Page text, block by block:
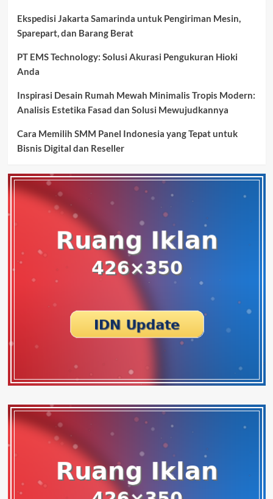
Ekspedisi Jakarta Samarinda untuk Pengiriman Mesin,
Sparepart, dan Barang Berat
PT EMS Technology: Solusi Akurasi Pengukuran Hioki
Anda
Inspirasi Desain Rumah Mewah Minimalis Tropis Modern:
Analisis Estetika Fasad dan Solusi Mewujudkannya
Cara Memilih SMM Panel Indonesia yang Tepat untuk
Bisnis Digital dan Reseller